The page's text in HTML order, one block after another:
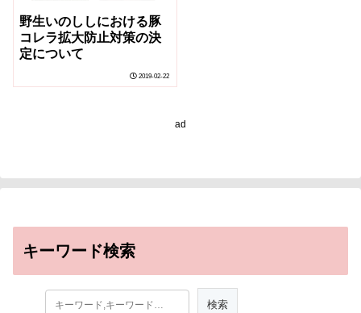
野生いのししにおける豚
コレラ拡大防止対策の決
定について
2019-02-22
ad
キーワード検索